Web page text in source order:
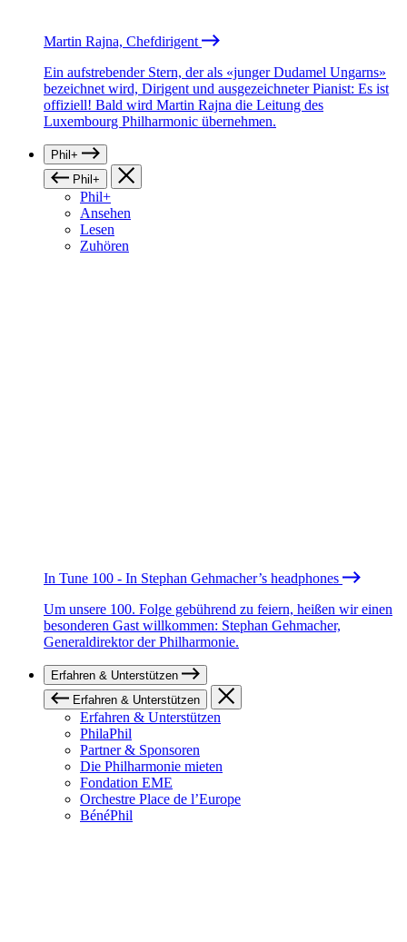
Martin Rajna, Chefdirigent
Ein aufstrebender Stern, der als «junger Dudamel Ungarns»
bezeichnet wird, Dirigent und ausgezeichneter Pianist: Es ist
offiziell! Bald wird Martin Rajna die Leitung des
Luxembourg Philharmonic übernehmen.
Phil+
Phil+
Phil+
Ansehen
Lesen
Zuhören
In Tune 100 - In Stephan Gehmacher’s headphones
Um unsere 100. Folge gebührend zu feiern, heißen wir einen
besonderen Gast willkommen: Stephan Gehmacher,
Generaldirektor der Philharmonie.
Erfahren & Unterstützen
Erfahren & Unterstützen
Erfahren & Unterstützen
PhilaPhil
Partner & Sponsoren
Die Philharmonie mieten
Fondation EME
Orchestre Place de l’Europe
BénéPhil